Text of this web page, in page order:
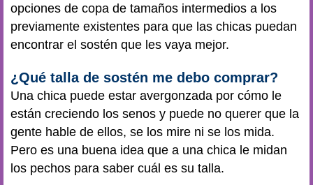
opciones de copa de tamaños intermedios a los
previamente existentes para que las chicas puedan
encontrar el sostén que les vaya mejor.
¿Qué talla de sostén me debo comprar?
Una chica puede estar avergonzada por cómo le
están creciendo los senos y puede no querer que la
gente hable de ellos, se los mire ni se los mida.
Pero es una buena idea que a una chica le midan
los pechos para saber cuál es su talla.